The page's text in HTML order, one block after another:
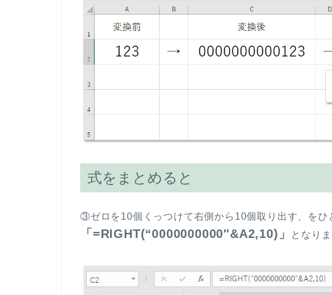
式をまとめると
③ゼロを10個くっつけて右側から10個取り出す、をひ
「=RIGHT(“0000000000″&A2,10)」 となりま